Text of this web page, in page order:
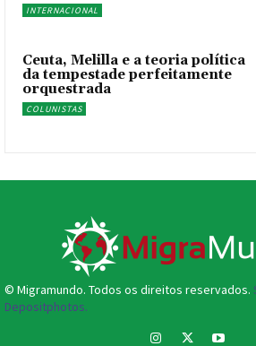
INTERNACIONAL
Ceuta, Melilla e a teoria política
da tempestade perfeitamente
orquestrada
COLUNISTAS
© Migramundo. Todos os direitos reservados.
Depositphotos.